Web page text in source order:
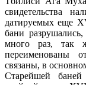
свидетельства
датируемых еще
бани разрушались,
много раз, так
переименованы
связаны, в
Старейшей баней